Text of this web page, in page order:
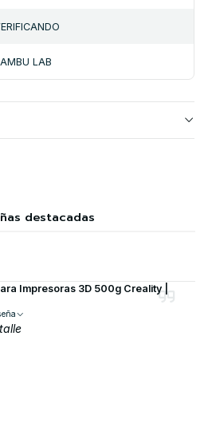
LAB
destacadas
Impresoras 3D 500g Creality |